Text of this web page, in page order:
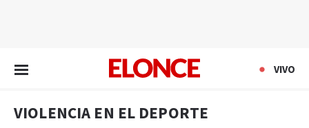
VIVO
VIOLENCIA EN EL DEPORTE